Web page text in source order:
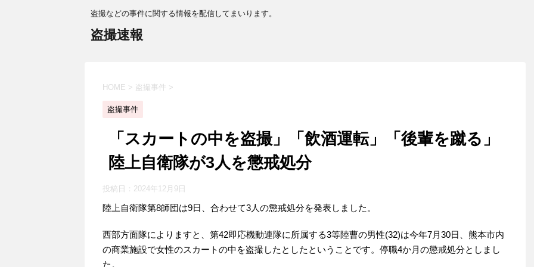
盗撮などの事件に関する情報を配信してまいります。
盗撮速報
HOME > 盗撮事件 >
盗撮事件
「スカートの中を盗撮」「飲酒運転」「後輩を蹴る」
陸上自衛隊が3人を懲戒処分
投稿日： 2024年12月9日
陸上自衛隊第8師団は9日、合わせて3人の懲戒処分を発表しました。
西部方面隊によりますと、第42即応機動連隊に所属する3等陸曹の男性(32)は今年7月30日、熊本市内
の商業施設で女性のスカートの中を盗撮したとしたということです。停職4か月の懲戒処分としまし
た。